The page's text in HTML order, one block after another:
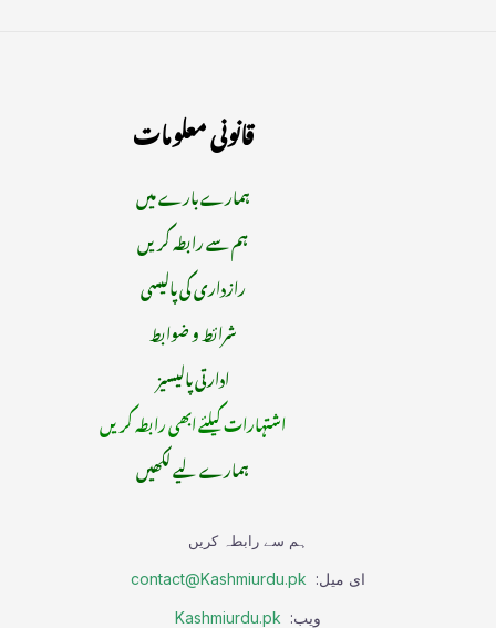
قانونی معلومات
ہمارے بارے میں
ہم سے رابطہ کریں
رازداری کی پالیسی
شرائط و ضوابط
ادارتی پالیسیز
اشتہارات کیلئے ابھی رابطہ کریں
ہمارے لیے لکھیں
ہم سے رابطہ کریں
ای میل: contact@Kashmiurdu.pk
ویب: Kashmiurdu.pk